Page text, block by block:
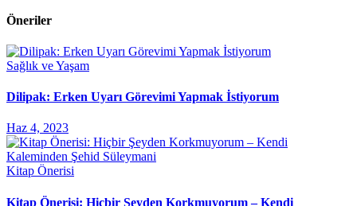
Öneriler
Sağlık ve Yaşam
Dilipak: Erken Uyarı Görevimi Yapmak İstiyorum
Haz 4, 2023
Kitap Önerisi
Kitap Önerisi: Hiçbir Şeyden Korkmuyorum – Kendi